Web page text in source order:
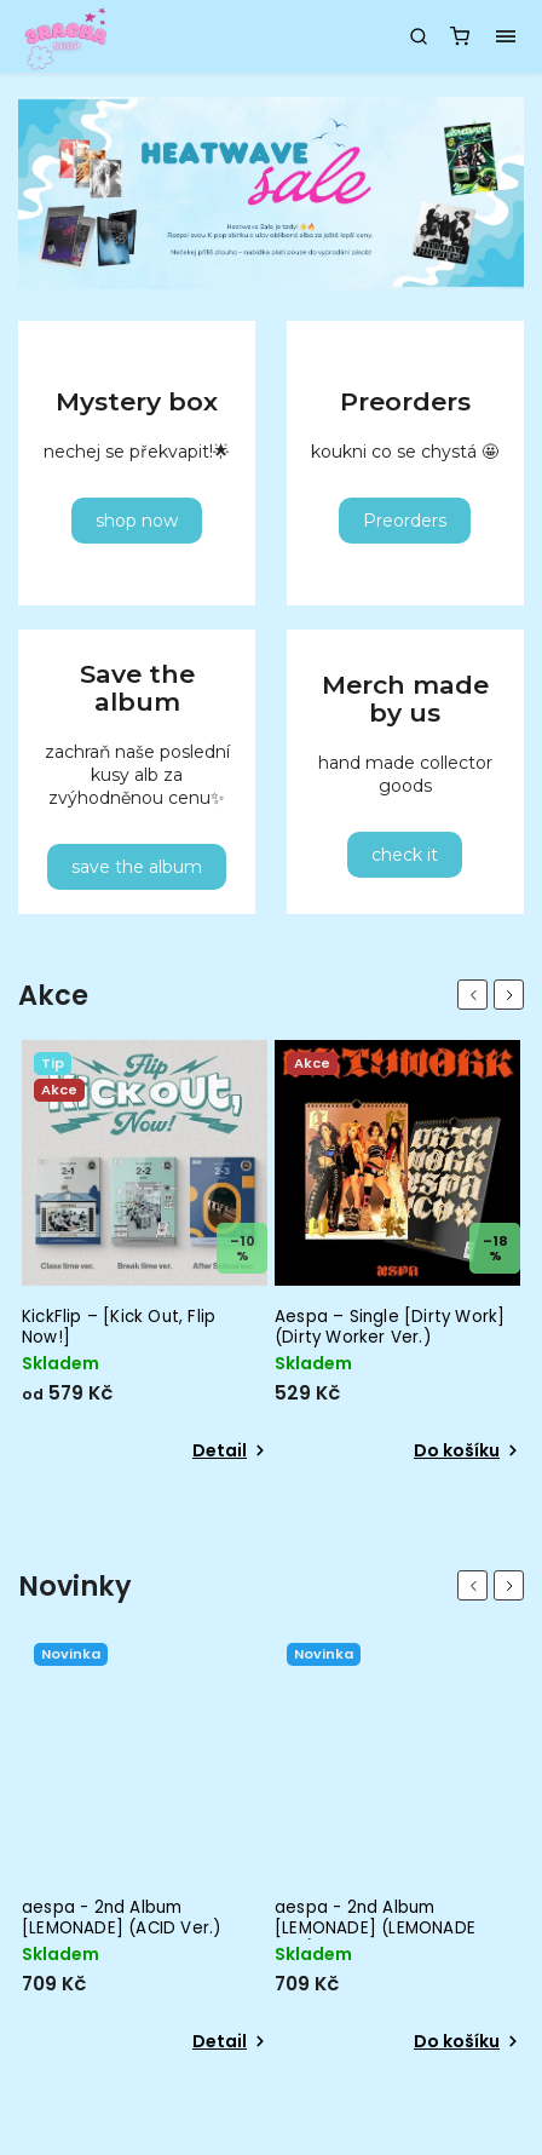
Mystery box
nechej se překvapit!🌟
shop now
Preorders
koukni co se chystá 🤩
Preorders
Save the
album
zachraň naše poslední
kusy alb za
zvýhodněnou cenu✨
save the album
Merch made
by us
hand made collector
goods
check it
Akce Previous
Tip
Akce
–10
%
KickFlip – [Kick Out, Flip
Now!]
Skladem
od 579 Kč
Detail
Akce
–18
%
Aespa – Single [Dirty Work]
(Dirty Worker Ver.)
Skladem
529 Kč
Do košíku
Next
Novinky Previous
Novinka
aespa - 2nd Album
[LEMONADE] (ACID Ver.)
Skladem
709 Kč
Detail
Novinka
aespa - 2nd Album
[LEMONADE] (LEMONADE
Ver.)
Skladem
709 Kč
Do košíku
Next